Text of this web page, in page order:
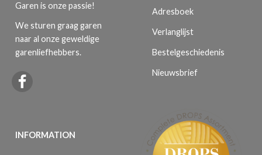
Garen is onze passie!
We sturen graag garen
naar al onze geweldige
garenliefhebbers.
INFORMATION
Adresboek
Verlanglijst
Bestelgeschiedenis
Nieuwsbrief